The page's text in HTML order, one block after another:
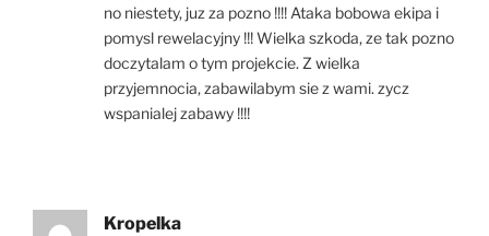
no niestety, juz za pozno !!!! Ataka bobowa ekipa i
pomysl rewelacyjny !!! Wielka szkoda, ze tak pozno
doczytalam o tym projekcie. Z wielka
przyjemnocia, zabawilabym sie z wami. zycz
wspanialej zabawy !!!!
Kropelka